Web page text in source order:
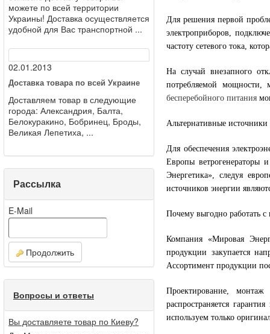
можете по всей территории
Украины! Доставка осуществляется
удобной для Вас транспортной ...
02.01.2013
Доставка товара по всей Украине
Доставляем товар в следующие
города: Александрия, Балта,
Белокуракино, Бобринец, Броды,
Великая Лепетиха, ...
Рассылка
E-Mail
Продолжить
Вопросы и ответы
Вы доставляете товар по Киеву?
Для решения первой
электроприборов,
частоту сетевого тока,
На случай внезапного
потребляемой
бесперебойного питания
Альтернативные источники
Для обеспечения
Европы ветрогенераторы
Энергетика», следуя
источников энергии
Почему выгодно работать с
Компания «Мировая
продукции закупается
Ассортимент продукции
Проектирование,
распространяется
используем только